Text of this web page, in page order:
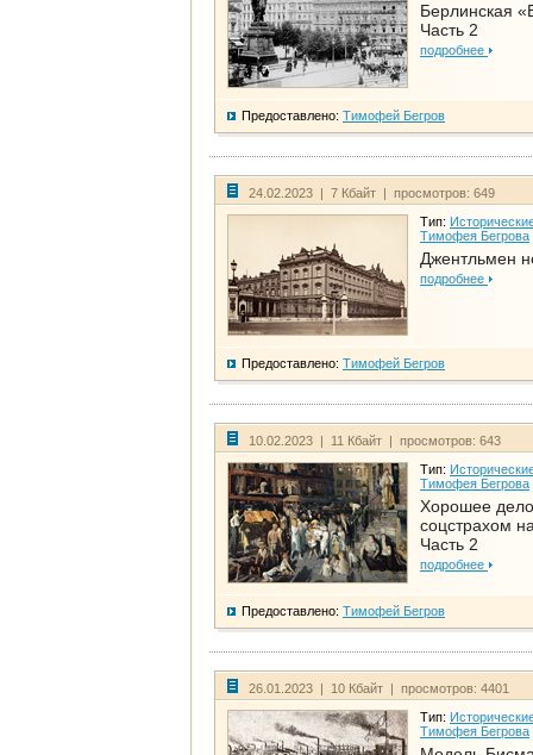
Берлинская
Часть 2
подробнее
Предоставлено: Тимофей Бегров
24.02.2023 | 7 Кбайт | просмотров: 649
Тип:
Тимофея Бегрова
Джентльмен
подробнее
Предоставлено: Тимофей Бегров
10.02.2023 | 11 Кбайт | просмотров: 643
Тип:
Тимофея Бегрова
Хорошее дело
соцстрахом
Часть 2
подробнее
Предоставлено: Тимофей Бегров
26.01.2023 | 10 Кбайт | просмотров: 4401
Тип:
Тимофея Бегрова